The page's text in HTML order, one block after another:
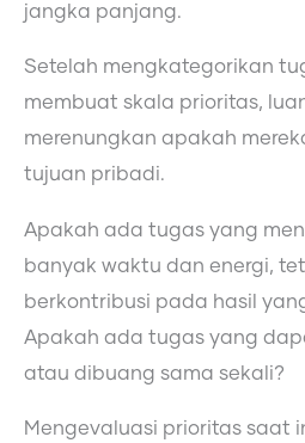
jangka panjang.
Setelah mengkategorikan
membuat skala prioritas,
merenungkan apakah
tujuan pribadi.
Apakah ada tugas yang
banyak waktu dan energi,
berkontribusi pada hasil
Apakah ada tugas yang
atau dibuang sama sekali?
Mengevaluasi prioritas saat